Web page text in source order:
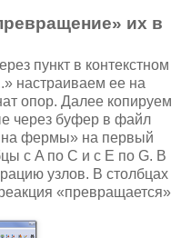
их в
пункт в контекстном
настраиваем ее на
опор. Далее копируем
через буфер в файл
на фермы» на первый
с A по C и с E по G. В
узлов. В столбцах
«превращается»